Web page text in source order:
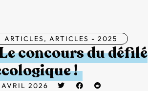
ARTICLES, ARTICLES - 2025
concours du défilé
!
2026